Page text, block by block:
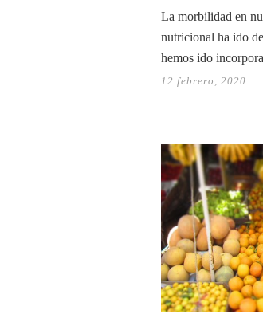
La morbilidad en
nutricional ha ido
hemos ido
12 febrero, 2020